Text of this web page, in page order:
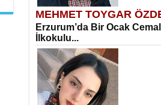
MEHMET TOYGAR
Erzurum’da Bir Ocak
İlkokulu...